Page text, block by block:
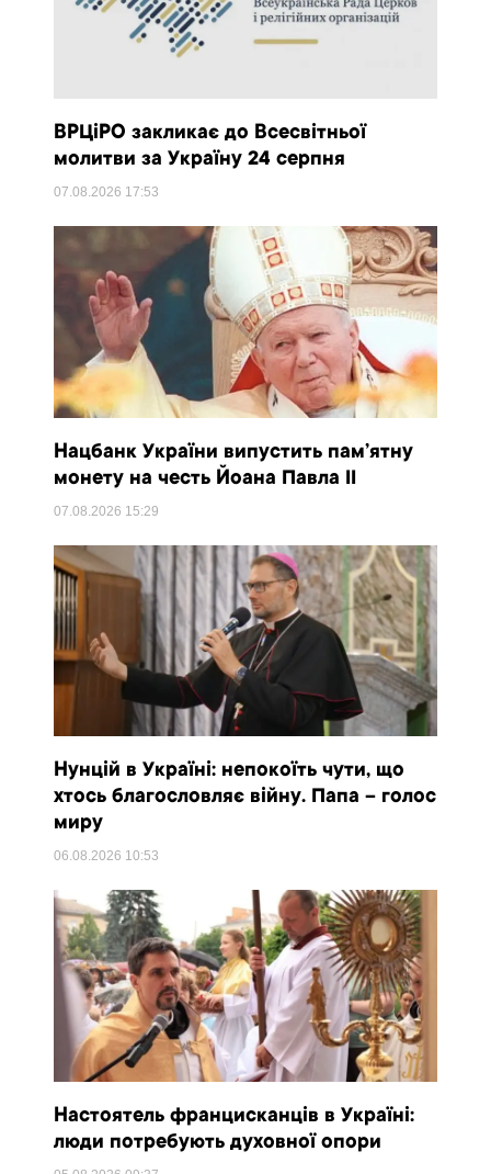
ВРЦіРО закликає до Всесвітньої
молитви за Україну 24 серпня
07.08.2026 17:53
Нацбанк України випустить пам’ятну
монету на честь Йоана Павла II
07.08.2026 15:29
Нунцій в Україні: непокоїть чути, що
хтось благословляє війну. Папа – голос
миру
06.08.2026 10:53
Настоятель францисканців в Україні:
люди потребують духовної опори